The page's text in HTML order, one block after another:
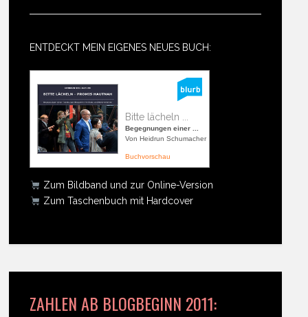
ENTDECKT MEIN EIGENES NEUES BUCH:
Bitte lächeln ...
Begegnungen einer ...
Von Heidrun Schumacher
Buchvorschau
Zum Bildband und zur Online-Version
Zum Taschenbuch mit Hardcover
ZAHLEN AB BLOGBEGINN 2011: